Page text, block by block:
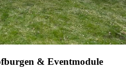
& Eventmodule